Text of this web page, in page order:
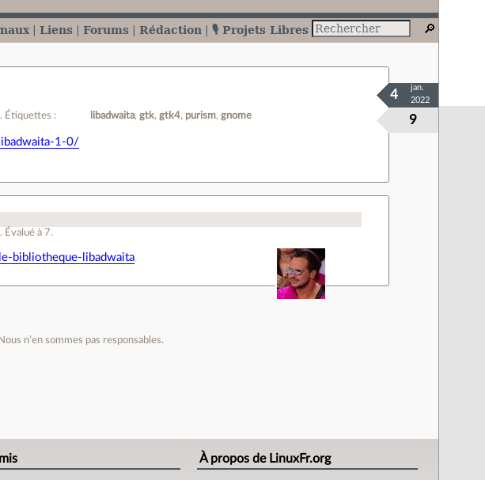
Liens Forums Rédaction 🎙️ Projets Libres
. Étiquettes : libadwaita gtk gtk4 purism gnome 9
4
jan.
2022
1-0/
. Évalué à7.
bibliotheque-libadwaita
n’en sommes pas responsables.
À propos de LinuxFr.org